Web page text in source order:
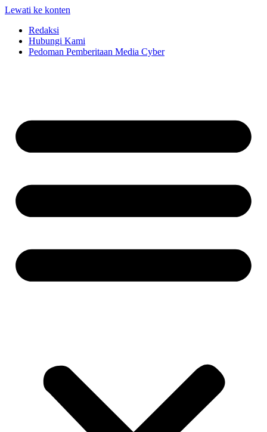
Lewati ke konten
Redaksi
Hubungi Kami
Pedoman Pemberitaan Media Cyber